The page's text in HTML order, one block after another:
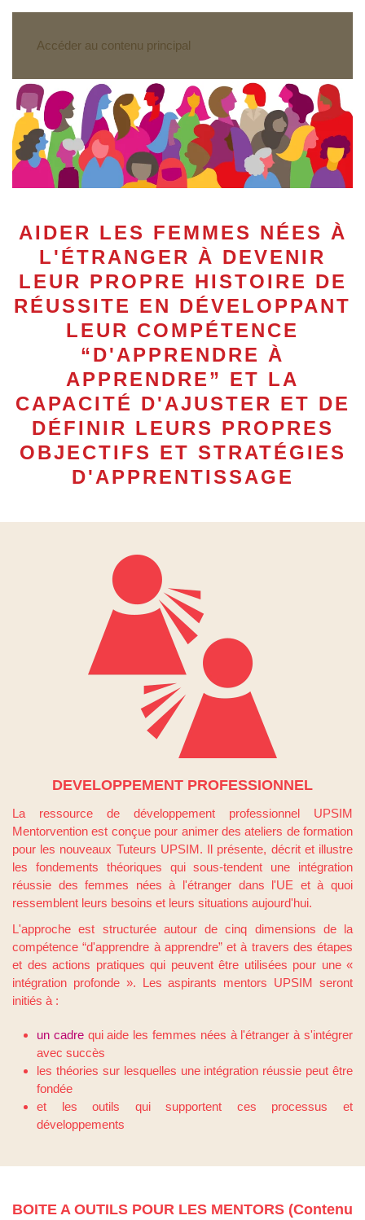
Accéder au contenu principal
AIDER LES FEMMES NÉES À
L'ÉTRANGER À DEVENIR
LEUR PROPRE HISTOIRE DE
RÉUSSITE EN DÉVELOPPANT
LEUR COMPÉTENCE
“D'APPRENDRE À
APPRENDRE” ET LA
CAPACITÉ D'AJUSTER ET DE
DÉFINIR LEURS PROPRES
OBJECTIFS ET STRATÉGIES
D'APPRENTISSAGE
DEVELOPPEMENT PROFESSIONNEL
La ressource de développement professionnel UPSIM
Mentorvention est conçue pour animer des ateliers de formation
pour les nouveaux Tuteurs UPSIM. Il présente, décrit et illustre
les fondements théoriques qui sous-tendent une intégration
réussie des femmes nées à l'étranger dans l'UE et à quoi
ressemblent leurs besoins et leurs situations aujourd'hui.
L'approche est structurée autour de cinq dimensions de la
compétence “d'apprendre à apprendre” et à travers des étapes
et des actions pratiques qui peuvent être utilisées pour une «
intégration profonde ». Les aspirants mentors UPSIM seront
initiés à :
un cadrequi aide les femmes nées à l'étranger à s'intégrer
avec succès
les théories sur lesquelles une intégration réussie peut être
fondée
et les outils qui supportent ces processus et
développements
BOITE A OUTILS POUR LES MENTORS (Contenu